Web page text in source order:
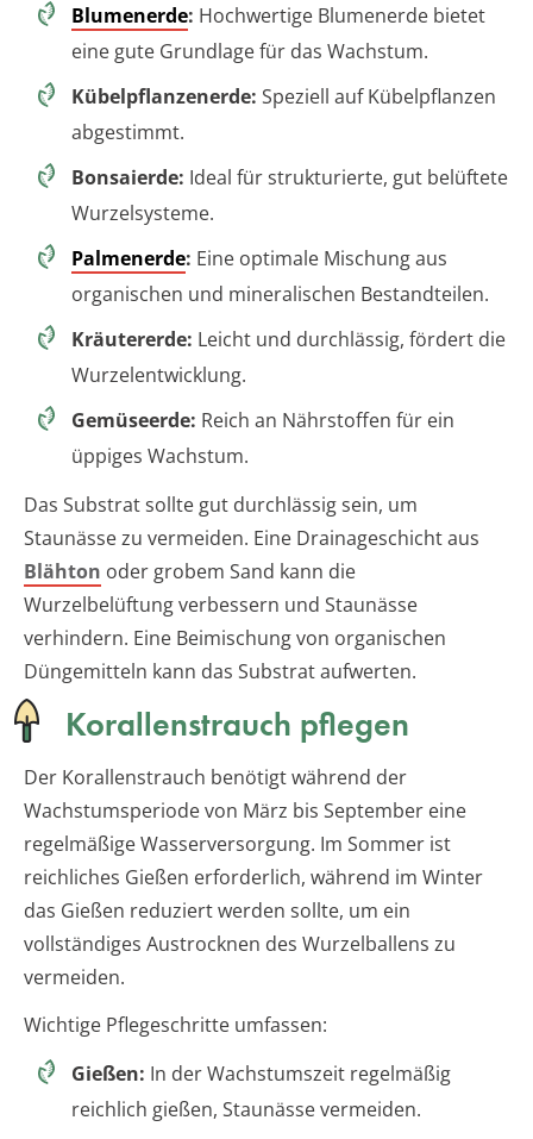
Blumenerde: Hochwertige Blumenerde bietet
eine gute Grundlage für das Wachstum.
Kübelpflanzenerde: Speziell auf Kübelpflanzen
abgestimmt.
Bonsaierde: Ideal für strukturierte, gut belüftete
Wurzelsysteme.
Palmenerde: Eine optimale Mischung aus
organischen und mineralischen Bestandteilen.
Kräutererde: Leicht und durchlässig, fördert die
Wurzelentwicklung.
Gemüseerde: Reich an Nährstoffen für ein
üppiges Wachstum.
Das Substrat sollte gut durchlässig sein, um
Staunässe zu vermeiden. Eine Drainageschicht aus
Blähton oder grobem Sand kann die
Wurzelbelüftung verbessern und Staunässe
verhindern. Eine Beimischung von organischen
Düngemitteln kann das Substrat aufwerten.
Korallenstrauch pflegen
Der Korallenstrauch benötigt während der
Wachstumsperiode von März bis September eine
regelmäßige Wasserversorgung. Im Sommer ist
reichliches Gießen erforderlich, während im Winter
das Gießen reduziert werden sollte, um ein
vollständiges Austrocknen des Wurzelballens zu
vermeiden.
Wichtige Pflegeschritte umfassen:
Gießen: In der Wachstumszeit regelmäßig
reichlich gießen, Staunässe vermeiden.